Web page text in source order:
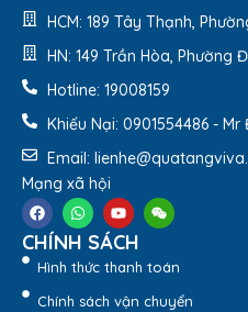
3. Hình Ảnh
Phẩm
Bạn đang quan tâm đến
những hình ảnh thực tế tại
được hỗ trợ báo giá!
HCM: 189 Tây Thạnh,
HN: 149 Trần Hòa, Phường
Hotline: 19008159
Khiếu Nại: 0901554486 -
Email:
Mạng xã hội
CHÍNH SÁCH
Hình thức thanh toán
Chính sách vận chuyển